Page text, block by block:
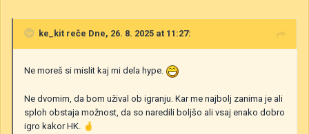
ke_kit reče Dne, 26. 8. 2025 at 11:27:
Ne moreš si mislit kaj mi dela hype.
Ne dvomim, da bom užival ob igranju. Kar me najbolj zanima je ali
sploh obstaja možnost, da so naredili boljšo ali vsaj enako dobro
igro kakor HK. 🤞